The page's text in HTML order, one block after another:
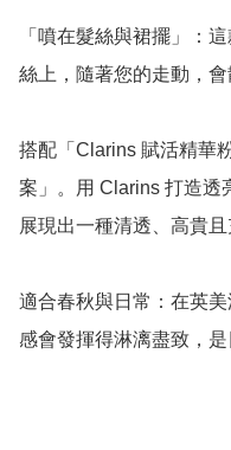
「噴在髮絲與裙擺」：
絲上，隨著您的走動，會
搭配「Clarins 賦活精華
案」。用 Clarins 打造透
展現出一種清透、高貴且
適合春秋與日常：在英
感會發揮得淋漓盡致，是